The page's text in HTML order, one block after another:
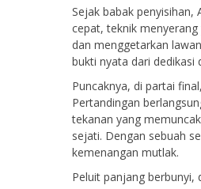
Sejak babak penyisihan,
cepat, teknik
dan menggetarkan
bukti nyata dari dedikasi
Puncaknya, di partai
Pertandingan
tekanan yang
sejati. Dengan sebuah
kemenangan mutlak.
Peluit panjang berbunyi,